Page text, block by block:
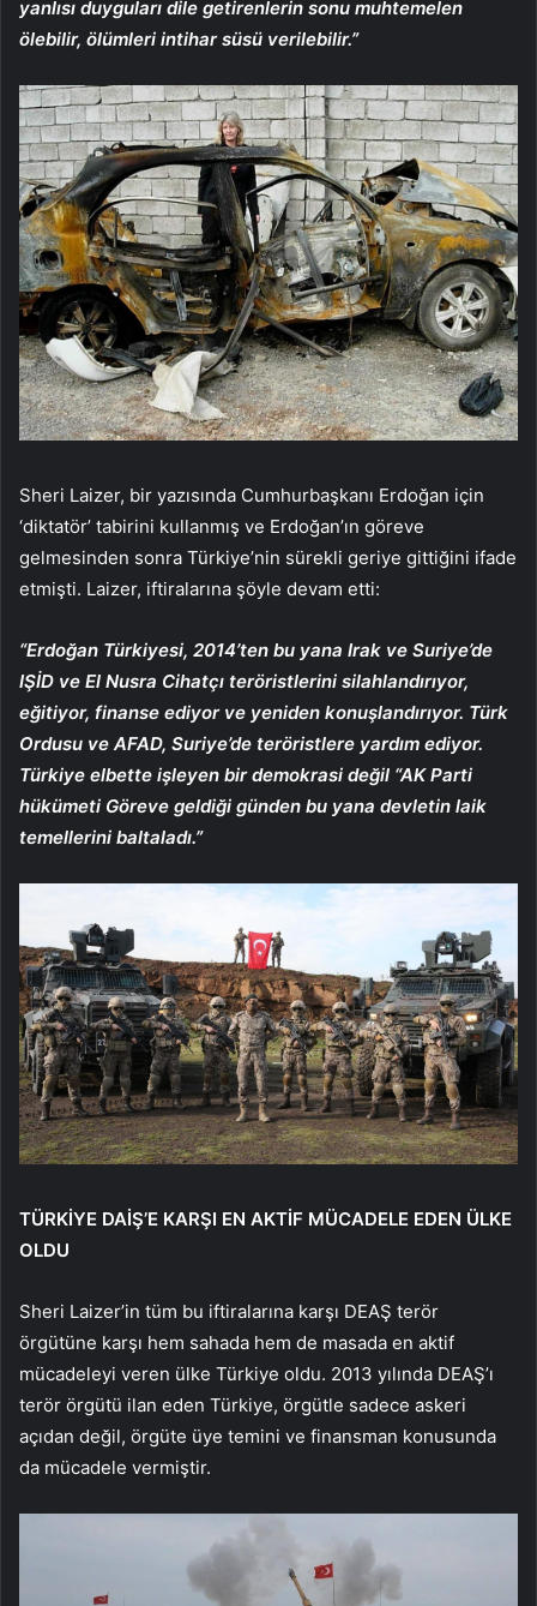
yanlısı duyguları dile getirenlerin sonu muhtemelen
ölebilir, ölümleri intihar süsü verilebilir.”
Sheri Laizer, bir yazısında Cumhurbaşkanı Erdoğan için
‘diktatör’ tabirini kullanmış ve Erdoğan’ın göreve
gelmesinden sonra Türkiye’nin sürekli geriye gittiğini ifade
etmişti. Laizer, iftiralarına şöyle devam etti:
“Erdoğan Türkiyesi, 2014’ten bu yana Irak ve Suriye’de
IŞİD ve El Nusra Cihatçı teröristlerini silahlandırıyor,
eğitiyor, finanse ediyor ve yeniden konuşlandırıyor. Türk
Ordusu ve AFAD, Suriye’de teröristlere yardım ediyor.
Türkiye elbette işleyen bir demokrasi değil “AK Parti
hükümeti Göreve geldiği günden bu yana devletin laik
temellerini baltaladı.”
TÜRKİYE DAİŞ’E KARŞI EN AKTİF MÜCADELE EDEN ÜLKE
OLDU
Sheri Laizer’in tüm bu iftiralarına karşı DEAŞ terör
örgütüne karşı hem sahada hem de masada en aktif
mücadeleyi veren ülke Türkiye oldu. 2013 yılında DEAŞ’ı
terör örgütü ilan eden Türkiye, örgütle sadece askeri
açıdan değil, örgüte üye temini ve finansman konusunda
da mücadele vermiştir.